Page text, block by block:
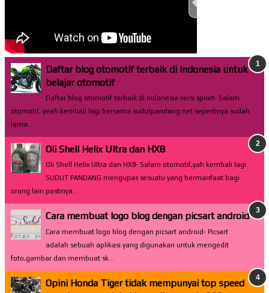
Daftar blog otomotif terbaik di Indonesia untuk
belajar otomotif
Daftar blog otomotif terbaik di Indonesia versi spnet- Salam
otomotif, yeah kembali lagi bersama sudutpandang.net sepertinya sudah
lama...
Oli Shell Helix Ultra dan HX8
Oli Shell Helix Ultra dan HX8- Salam otomotif,yah kembali lagi
SUDUT PANDANG mengupas sesuatu yang bermanfaat bagi
orang lain pastinya...
Cara membuat logo blog dengan picsart android
Cara membuat logo blog dengan picsart android- Picsart
adalah sebuah aplikasi yang digunakan untuk mengedit
foto,gambar dan membuat sk...
Opini Honda Tiger tidak mempunyai top speed